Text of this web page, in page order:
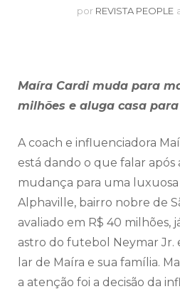
por REVISTA PEOPLE
Maíra Cardi muda para
milhões e aluga casa
A coach e influenciadora
está dando o que falar após
mudança para uma luxuosa
Alphaville, bairro nobre de
avaliado em R$ 40 milhões,
astro do futebol Neymar Jr.
lar de Maíra e sua família.
a atenção foi a decisão da